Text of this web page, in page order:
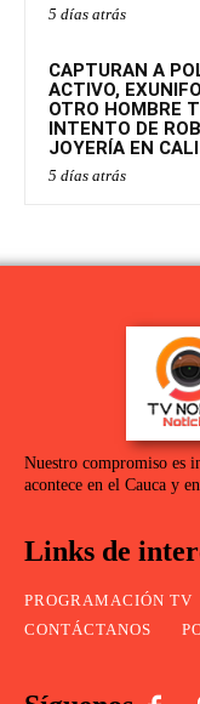
5 días atrás
CAPTURAN A
ACTIVO,
OTRO HOMBRE
INTENTO DE
JOYERÍA EN CALI
5 días atrás
Nuestro compromiso es
acontece en el Cauca y
Links de
PROGRAMACIÓN TV
CONTÁCTANOS